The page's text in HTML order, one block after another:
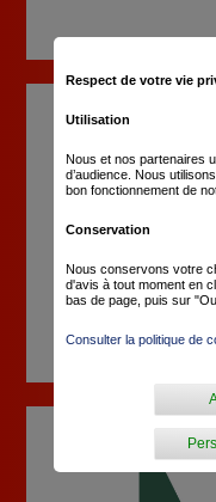
Respect de votre vie
Utilisation
Nous et nos partenaires
d’audience. Nous
bon fonctionnement de
Conservation
Nous conservons votre
d'avis à tout moment en
bas de page, puis sur
Consulter la politique de